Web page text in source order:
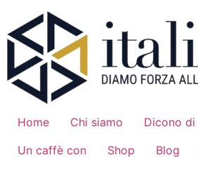
contenuto
Home Chi siamo
Dicono di
Un caffè con
Shop Blog